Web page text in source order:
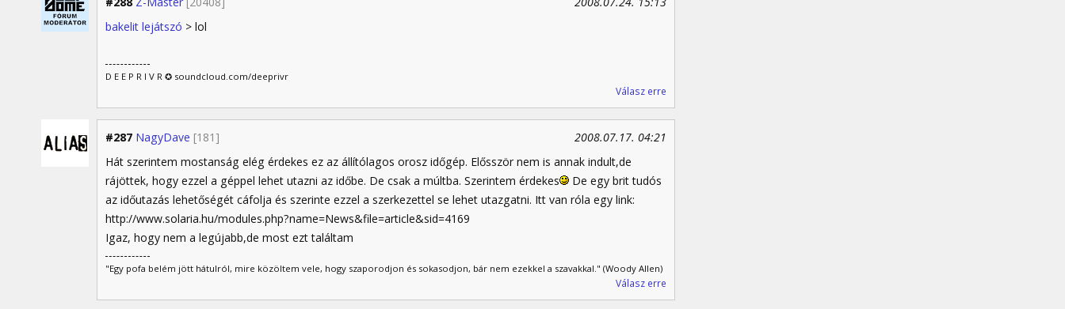
bakelit lejátszó > lol
D E E P R I V R ✪ soundcloud.com/deeprivr
Válasz erre
#287 NagyDave [181]
2008.07.17. 04:21
Hát szerintem mostanság elég érdekes ez az állítólagos orosz időgép. Elősször nem is annak indult,de
rájöttek, hogy ezzel a géppel lehet utazni az időbe. De csak a múltba. Szerintem érdekes
De egy brit tudós
az időutazás lehetőségét cáfolja és szerinte ezzel a szerkezettel se lehet utazgatni. Itt van róla egy link:
http://www.solaria.hu/modules.php?name=News&file=article&sid=4169
Igaz, hogy nem a legújabb,de most ezt találtam
"Egy pofa belém jött hátulról, mire közöltem vele, hogy szaporodjon és sokasodjon, bár nem ezekkel a szavakkal." (Woody Allen)
Válasz erre